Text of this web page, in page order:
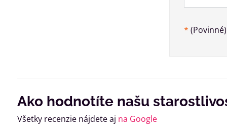
* (Povinné)
Ako hodnotíte našu
Všetky recenzie nájdete aj na Google